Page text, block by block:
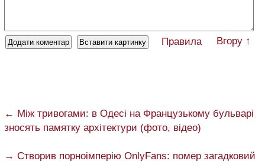
Правила Вгору ↑
← Між тривогами: в Одесі на Французькому бульварі
зносять памятку архітектури (фото, відео)
→ Створив порноімперію OnlyFans: помер загадковий